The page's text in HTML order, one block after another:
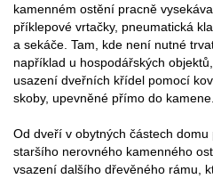
kamenném ostění pracně
příklepové vrtačky, pneumatická
a sekáče. Tam, kde není nutné
například u hospodářských
usazení dveřních křídel pomocí
skoby, upevněné přímo do kamene.
Od dveří v obytných částech
staršího nerovného kamenného
vsazení dalšího dřevěného rámu,